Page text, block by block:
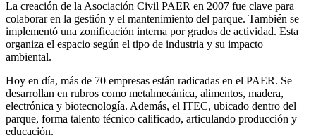
La creación de la Asociación Civil PAER en 2007 fue clave para
colaborar en la gestión y el mantenimiento del parque. También se
implementó una zonificación interna por grados de actividad. Esta
organiza el espacio según el tipo de industria y su impacto
ambiental.
Hoy en día, más de 70 empresas están radicadas en el PAER. Se
desarrollan en rubros como metalmecánica, alimentos, madera,
electrónica y biotecnología. Además, el ITEC, ubicado dentro del
parque, forma talento técnico calificado, articulando producción y
educación.